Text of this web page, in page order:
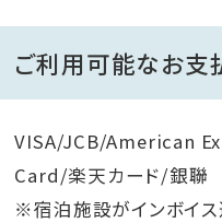
ご利用可能なお支
VISA/JCB/American
Card/楽天カード/銀聯
※宿泊施設がインボイ